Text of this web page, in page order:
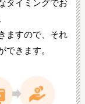
タイミングでお
ますので、それ
できます。